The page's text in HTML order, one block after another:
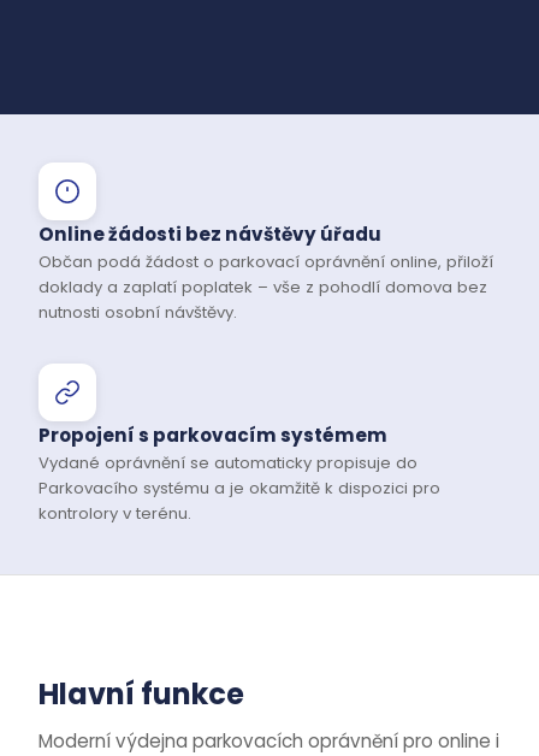
Online žádosti bez návštěvy úřadu
Občan podá žádost o parkovací oprávnění online, přiloží
doklady a zaplatí poplatek – vše z pohodlí domova bez
nutnosti osobní návštěvy.
Propojení s parkovacím systémem
Vydané oprávnění se automaticky propisuje do
Parkovacího systému a je okamžitě k dispozici pro
kontrolory v terénu.
Hlavní funkce
Moderní výdejna parkovacích oprávnění pro online i